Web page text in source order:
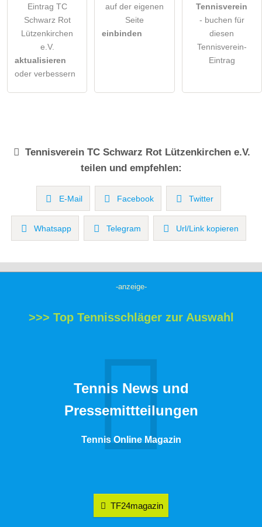
Eintrag TC
Schwarz Rot
Lützenkirchen
e.V.
aktualisieren
oder verbessern
auf der eigenen
Seite
einbinden
Tennisverein
- buchen für
diesen
Tennisverein-
Eintrag
TennisvereinTC Schwarz Rot Lützenkirchen e.V.
teilen und empfehlen:
E-Mail Facebook Twitter
Whatsapp Telegram Url/Link kopieren
-anzeige-
>>> Top Tennisschläger zur Auswahl
Tennis News und
Pressemittteilungen
Tennis Online Magazin
TF24magazin